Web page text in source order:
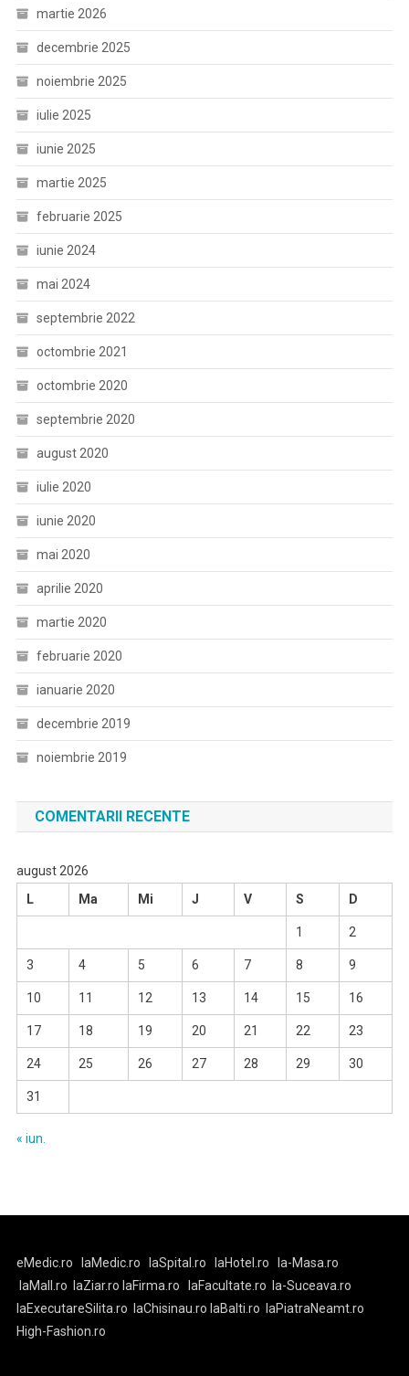
martie 2026
decembrie 2025
noiembrie 2025
iulie 2025
iunie 2025
martie 2025
februarie 2025
iunie 2024
mai 2024
septembrie 2022
octombrie 2021
octombrie 2020
septembrie 2020
august 2020
iulie 2020
iunie 2020
mai 2020
aprilie 2020
martie 2020
februarie 2020
ianuarie 2020
decembrie 2019
noiembrie 2019
COMENTARII RECENTE
august 2026
L
Ma Mi J V S D
1 2
3 4 5 6 7 8 9
10 11 12 13 14 15 16
17 18 19 20 21 22 23
24 25 26 27 28 29 30
31
« iun.
eMedic.ro laMedic.ro laSpital.ro laHotel.ro
la-Masa.ro
laMall.ro
laZiar.ro laFirma.ro laFacultate.ro
la-Suceava.ro
laExecutareSilita.ro
laChisinau.ro laBalti.ro
laPiatraNeamt.ro
High-Fashion.ro